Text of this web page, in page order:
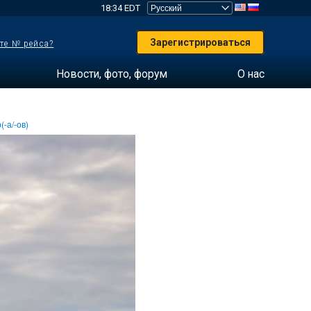
18:34 EDT
№ рейса? Зарегистрироваться
Новости, фото, форум О нас
а/-ов)